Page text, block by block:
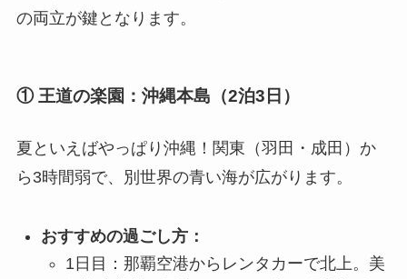
の両立が鍵となります。
① 王道の楽園：沖縄本島（2泊3日）
夏といえばやっぱり沖縄！関東（羽田・成田）か
ら3時間弱で、別世界の青い海が広がります。
おすすめの過ごし方：
1日目：那覇空港からレンタカーで北上。美